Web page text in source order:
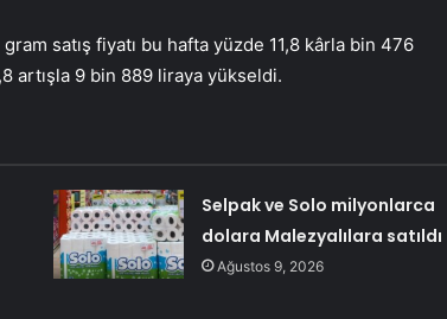
satış fiyatı bu hafta yüzde 11,8 kârla bin 476
artışla 9 bin 889 liraya yükseldi.
Selpak ve Solo milyonlarca
dolara Malezyalılara satıldı
Ağustos 9, 2026